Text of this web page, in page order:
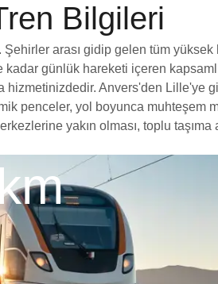
Bilgileri
arası gidip gelen tüm yüksek
kadar günlük hareketi içeren
Anvers'den Lille'ye
penceler, yol boyunca muhteşem
yakın olması, toplu